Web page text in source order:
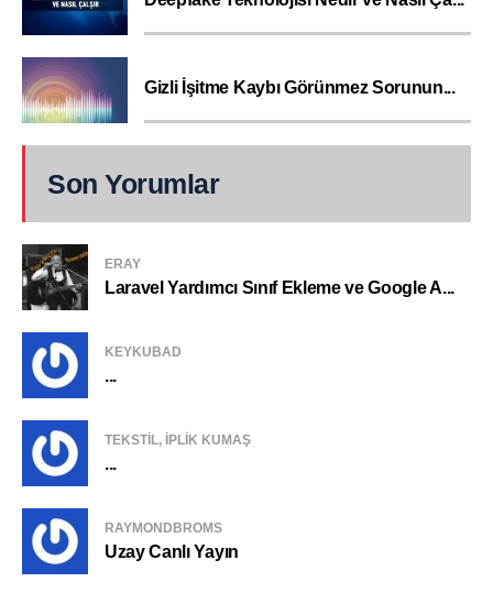
Gizli İşitme Kaybı Görünmez Sorunun...
Son Yorumlar
ERAY
Laravel Yardımcı Sınıf Ekleme ve Google A...
KEYKUBAD
...
TEKSTIL, IPLIK KUMAŞ
...
RAYMONDBROMS
Uzay Canlı Yayın